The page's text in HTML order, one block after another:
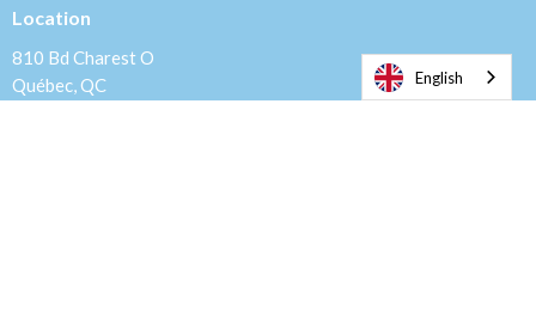
Location
810 Bd Charest O
Québec, QC
English